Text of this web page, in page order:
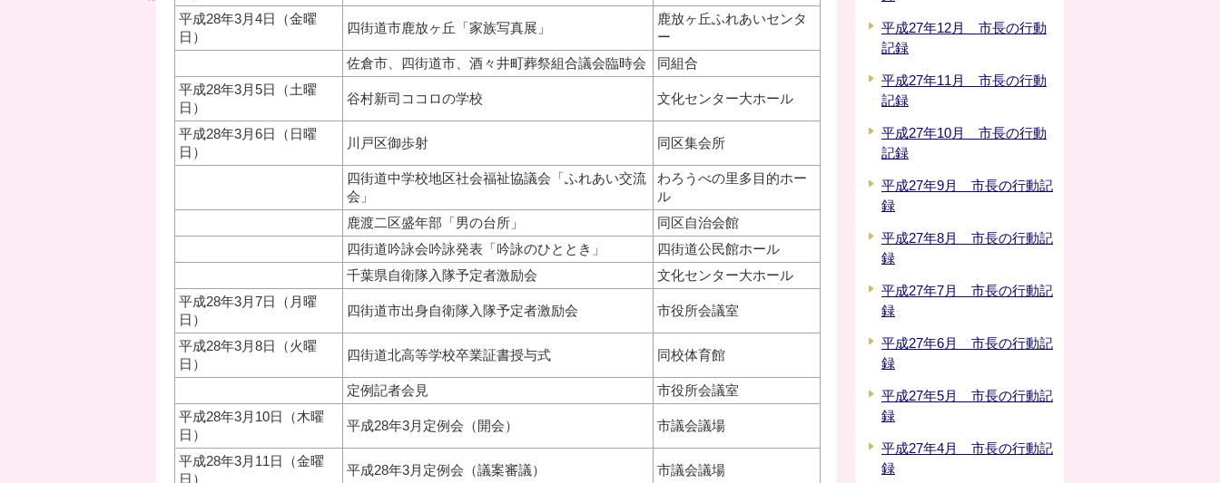
平成28年3月4日（金曜
日）
四街道市鹿放ヶ丘「家族写真展」
鹿放ヶ丘ふれあいセンタ
ー
佐倉市、四街道市、酒々井町葬祭組合議会臨時会
同組合
平成28年3月5日（土曜
日）
谷村新司ココロの学校 文化センター大ホール
平成28年3月6日（日曜
日）
川戸区御歩射 同区集会所
四街道中学校地区社会福祉協議会「ふれあい交流
会」
わろうべの里多目的ホー
ル
鹿渡二区盛年部「男の台所」
同区自治会館
四街道吟詠会吟詠発表「吟詠のひととき」
四街道公民館ホール
千葉県自衛隊入隊予定者激励会
文化センター大ホール
平成28年3月7日（月曜
日）
四街道市出身自衛隊入隊予定者激励会 市役所会議室
平成28年3月8日（火曜
日）
四街道北高等学校卒業証書授与式 同校体育館
定例記者会見
市役所会議室
平成28年3月10日（木曜
日）
平成28年3月定例会（開会） 市議会議場
平成28年3月11日（金曜
日）
平成28年3月定例会（議案審議） 市議会議場
平成27年12月 市長の行動
記録
平成27年11月 市長の行動
記録
平成27年10月 市長の行動
記録
平成27年9月 市長の行動記
録
平成27年8月 市長の行動記
録
平成27年7月 市長の行動記
録
平成27年6月 市長の行動記
録
平成27年5月 市長の行動記
録
平成27年4月 市長の行動記
録